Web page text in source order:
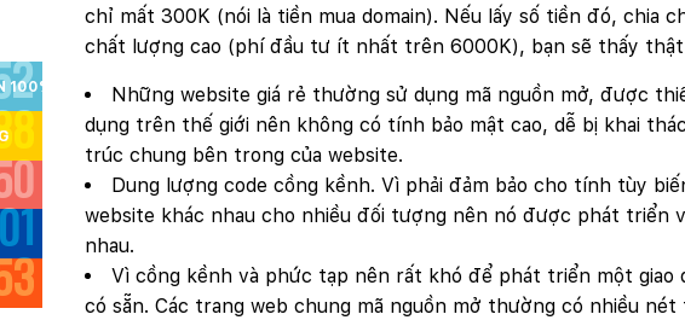
chỉ mất 300K (nói là tiền mua domain). Nếu lấy số tiền đó, chia
chất lượng cao (phí đầu tư ít nhất trên 6000K), bạn sẽ thấy
Những website giá rẻ thường sử dụng mã nguồn mở, được
dụng trên thế giới nên không có tính bảo mật cao, dễ bị khai
trúc chung bên trong của website.
Dung lượng code cồng kềnh. Vì phải đảm bảo cho tính tùy
website khác nhau cho nhiều đối tượng nên nó được phát triển
nhau.
Vì cồng kềnh và phức tạp nên rất khó để phát triển một giao
có sẵn. Các trang web chung mã nguồn mở thường có nhiều
100%